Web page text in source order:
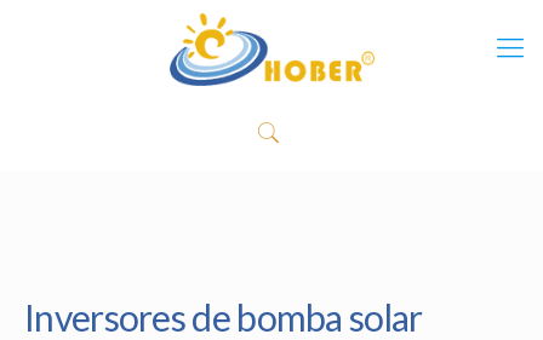
Inversores de bomba solar